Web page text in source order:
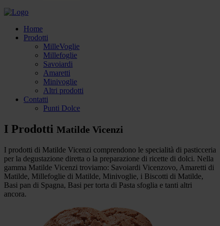
Home
Prodotti
MilleVoglie
Millefoglie
Savoiardi
Amaretti
Minivoglie
Altri prodotti
Contatti
Punti Dolce
I Prodotti Matilde Vicenzi
I prodotti di Matilde Vicenzi comprendono le specialità di pasticceria
per la degustazione diretta o la preparazione di ricette di dolci. Nella
gamma Matilde Vicenzi troviamo: Savoiardi Vicenzovo, Amaretti di
Matilde, Millefoglie di Matilde, Minivoglie, i Biscotti di Matilde,
Basi pan di Spagna, Basi per torta di Pasta sfoglia e tanti altri
ancora.